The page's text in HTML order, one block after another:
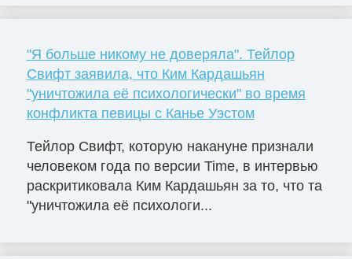
"Я больше никому не доверяла". Тейлор
Свифт заявила, что Ким Кардашьян
"уничтожила её психологически" во время
конфликта певицы с Канье Уэстом
Тейлор Свифт, которую накануне признали
человеком года по версии Time, в интервью
раскритиковала Ким Кардашьян за то, что та
"уничтожила её психологи...